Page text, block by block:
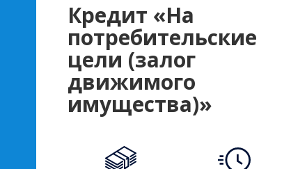
Кредит «На
потребительские
цели (залог
движимого
имущества)»